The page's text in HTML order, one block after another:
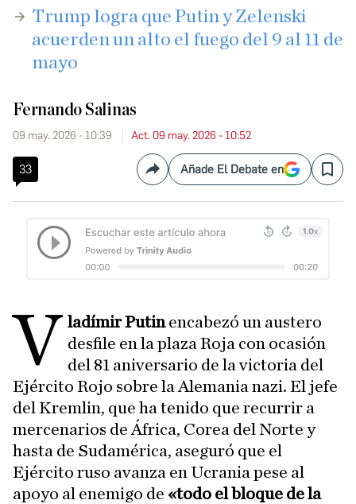
Trump logra que Putin y Zelenski
acuerden un alto el fuego del 9 al 11 de
mayo
Fernando Salinas
09 may. 2026 - 10:39 Act. 09 may. 2026 - 10:52
33 CompartirAñade El Debate en Save
V ladímir Putinencabezó un austero
desfile en la plaza Roja con ocasión
del 81 aniversario de la victoria del
Ejército Rojo sobre la Alemania nazi. El jefe
del Kremlin, que ha tenido que recurrir a
mercenarios de África, Corea del Norte y
hasta de Sudamérica, aseguró que el
Ejército ruso avanza en Ucrania pese al
apoyo al enemigo de «todo el bloque de la